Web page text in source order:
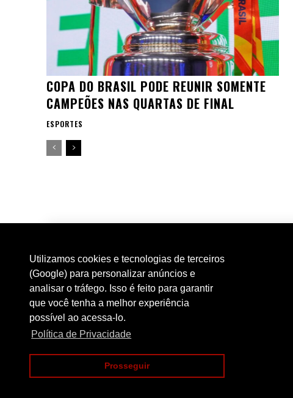
Utilizamos cookies e tecnologias de terceiros
(Google) para personalizar anúncios e
analisar o tráfego. Isso é feito para garantir
que você tenha a melhor experiência
possível ao acessa-lo.
Política de Privacidade
Prosseguir
COPA DO BRASIL PODE REUNIR SOMENTE
CAMPEÕES NAS QUARTAS DE FINAL
ESPORTES